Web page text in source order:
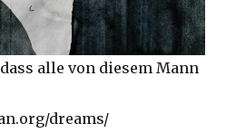
alle von diesem Mann
dreams/